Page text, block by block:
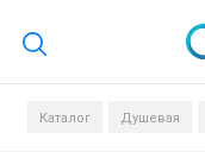
Каталог Душевая